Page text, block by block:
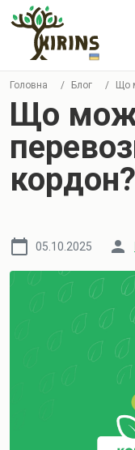
Головна / Блог / Що
Що
кордон?
05.10.2025